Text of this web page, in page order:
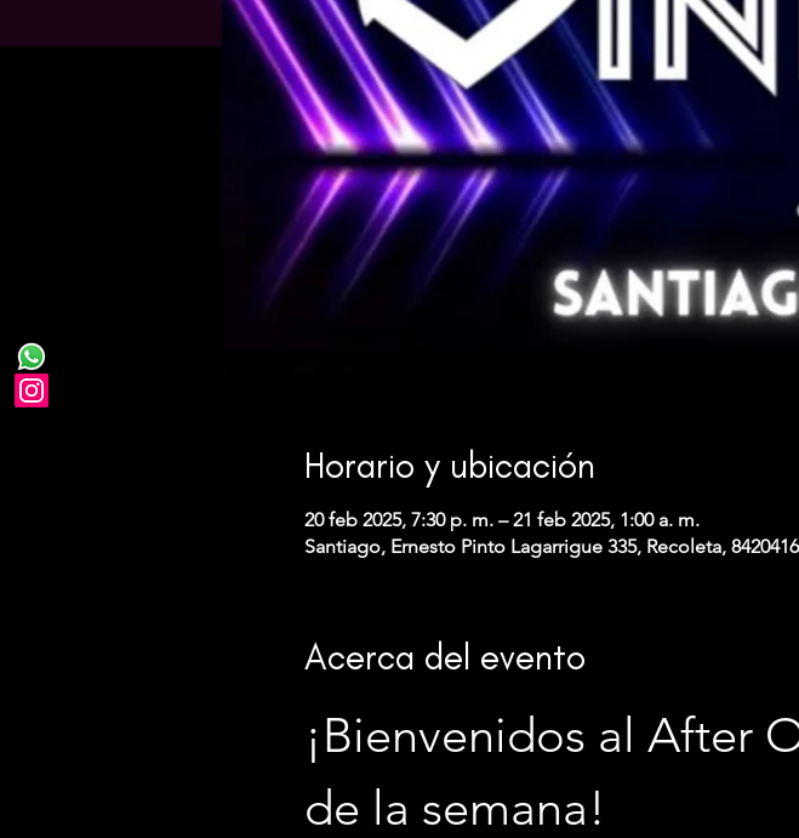
Horario y ubicación
20 feb 2025, 7:30 p. m. – 21 feb 2025, 1:00 a. m.
Santiago, Ernesto Pinto Lagarrigue 335, Recoleta,
Acerca del evento
¡Bienvenidos al After
de la semana!